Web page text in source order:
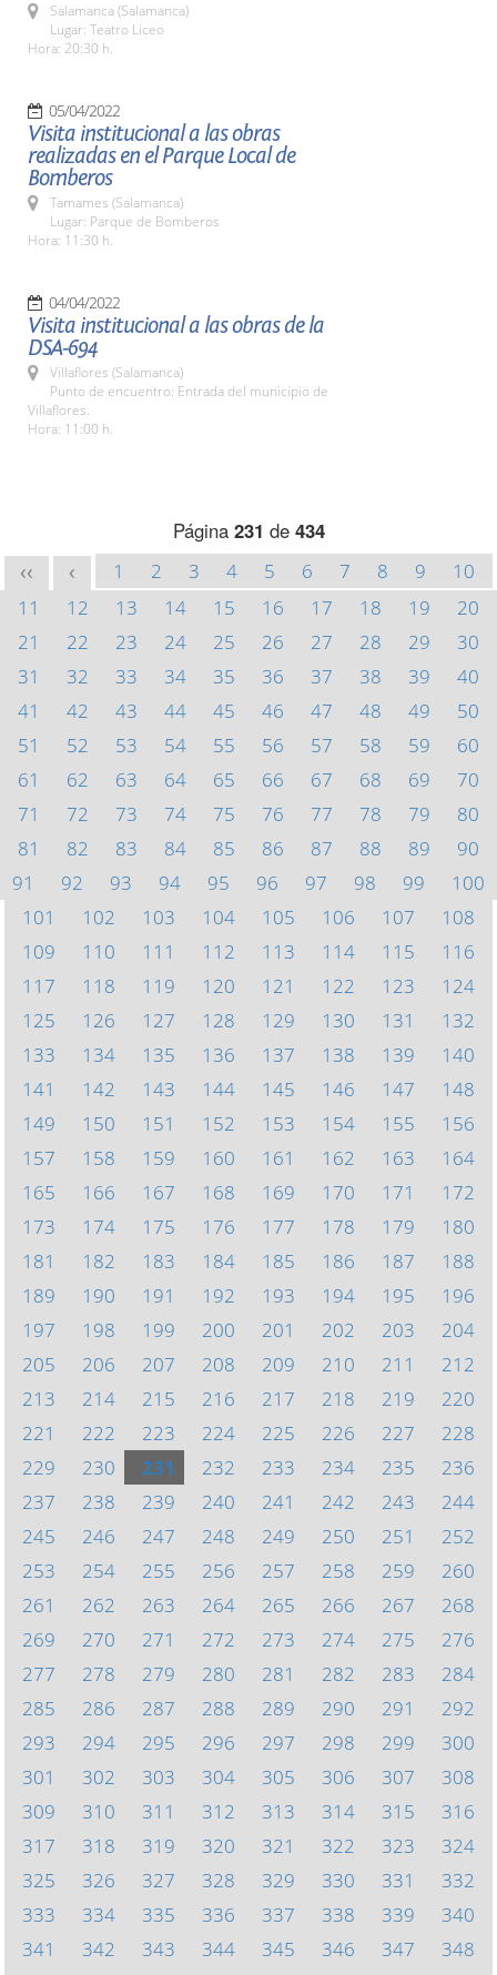
Salamanca (Salamanca)
Lugar: Teatro Liceo
Hora: 20:30 h.
05/04/2022
Visita institucional a las obras
realizadas en el Parque Local de
Bomberos
Tamames (Salamanca)
Lugar: Parque de Bomberos
Hora: 11:30 h.
04/04/2022
Visita institucional a las obras de la
DSA-694
Villaflores (Salamanca)
Punto de encuentro: Entrada del municipio de
Villaflores.
Hora: 11:00 h.
Página 231 de 434
<< < 1 2 3 4 5 6 7 8 9
10
11
12 13 14 15 16 17 18 19
20
21
22 23 24 25 26 27 28 29
30
31
32 33 34 35 36 37 38 39
40
41
42 43 44 45 46 47 48 49
50
51
52 53 54 55 56 57 58 59
60
61
62 63 64 65 66 67 68 69
70
71
72 73 74 75 76 77 78 79
80
81
82 83 84 85 86 87 88 89
90
91
92 93 94 95 96 97 98 99
100
101
102 103 104 105 106 107
108
109
110 111 112 113 114 115
116
117
118 119 120 121 122 123
124
125
126 127 128 129 130 131
132
133
134 135 136 137 138 139
140
141
142 143 144 145 146 147
148
149
150 151 152 153 154 155
156
157
158 159 160 161 162 163
164
165
166 167 168 169 170 171
172
173
174 175 176 177 178 179
180
181
182 183 184 185 186 187
188
189
190 191 192 193 194 195
196
197
198 199 200 201 202 203
204
205
206 207 208 209 210 211
212
213
214 215 216 217 218 219
220
221
222 223 224 225 226 227
228
229
230 231 232 233 234 235
236
237
238 239 240 241 242 243
244
245
246 247 248 249 250 251
252
253
254 255 256 257 258 259
260
261
262 263 264 265 266 267
268
269
270 271 272 273 274 275
276
277
278 279 280 281 282 283
284
285
286 287 288 289 290 291
292
293
294 295 296 297 298 299
300
301
302 303 304 305 306 307
308
309
310 311 312 313 314 315
316
317
318 319 320 321 322 323
324
325
326 327 328 329 330 331
332
333
334 335 336 337 338 339
340
341
342 343 344 345 346 347
348